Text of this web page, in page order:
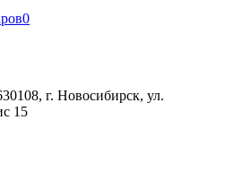
0
г. Новосибирск, ул.
15